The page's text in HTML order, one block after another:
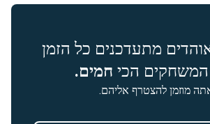
מתעדכנים כל הזמן
המשחקים הכי חמים.
מוזמן להצטרף אליהם.